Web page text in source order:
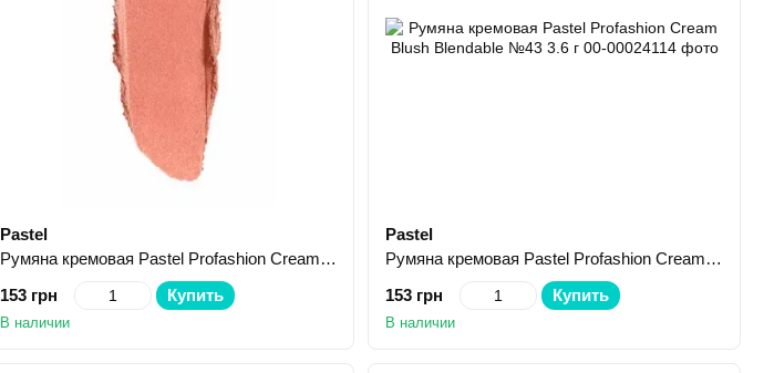
Pastel
Румяна кремовая Pastel Profashion Cream Blush Blendable №42 3.6 г
153 грн
Купить
В наличии
Pastel
Румяна кремовая Pastel Profashion Cream Blush Blendable №43 3.6 г
153 грн
Купить
В наличии